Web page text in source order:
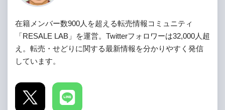
在籍メンバー数900人を超える転売情報コミュニティ
「RESALE LAB」を運営。Twitterフォロワーは32,000人超
え。転売・せどりに関する最新情報を分かりやすく発信
しています。